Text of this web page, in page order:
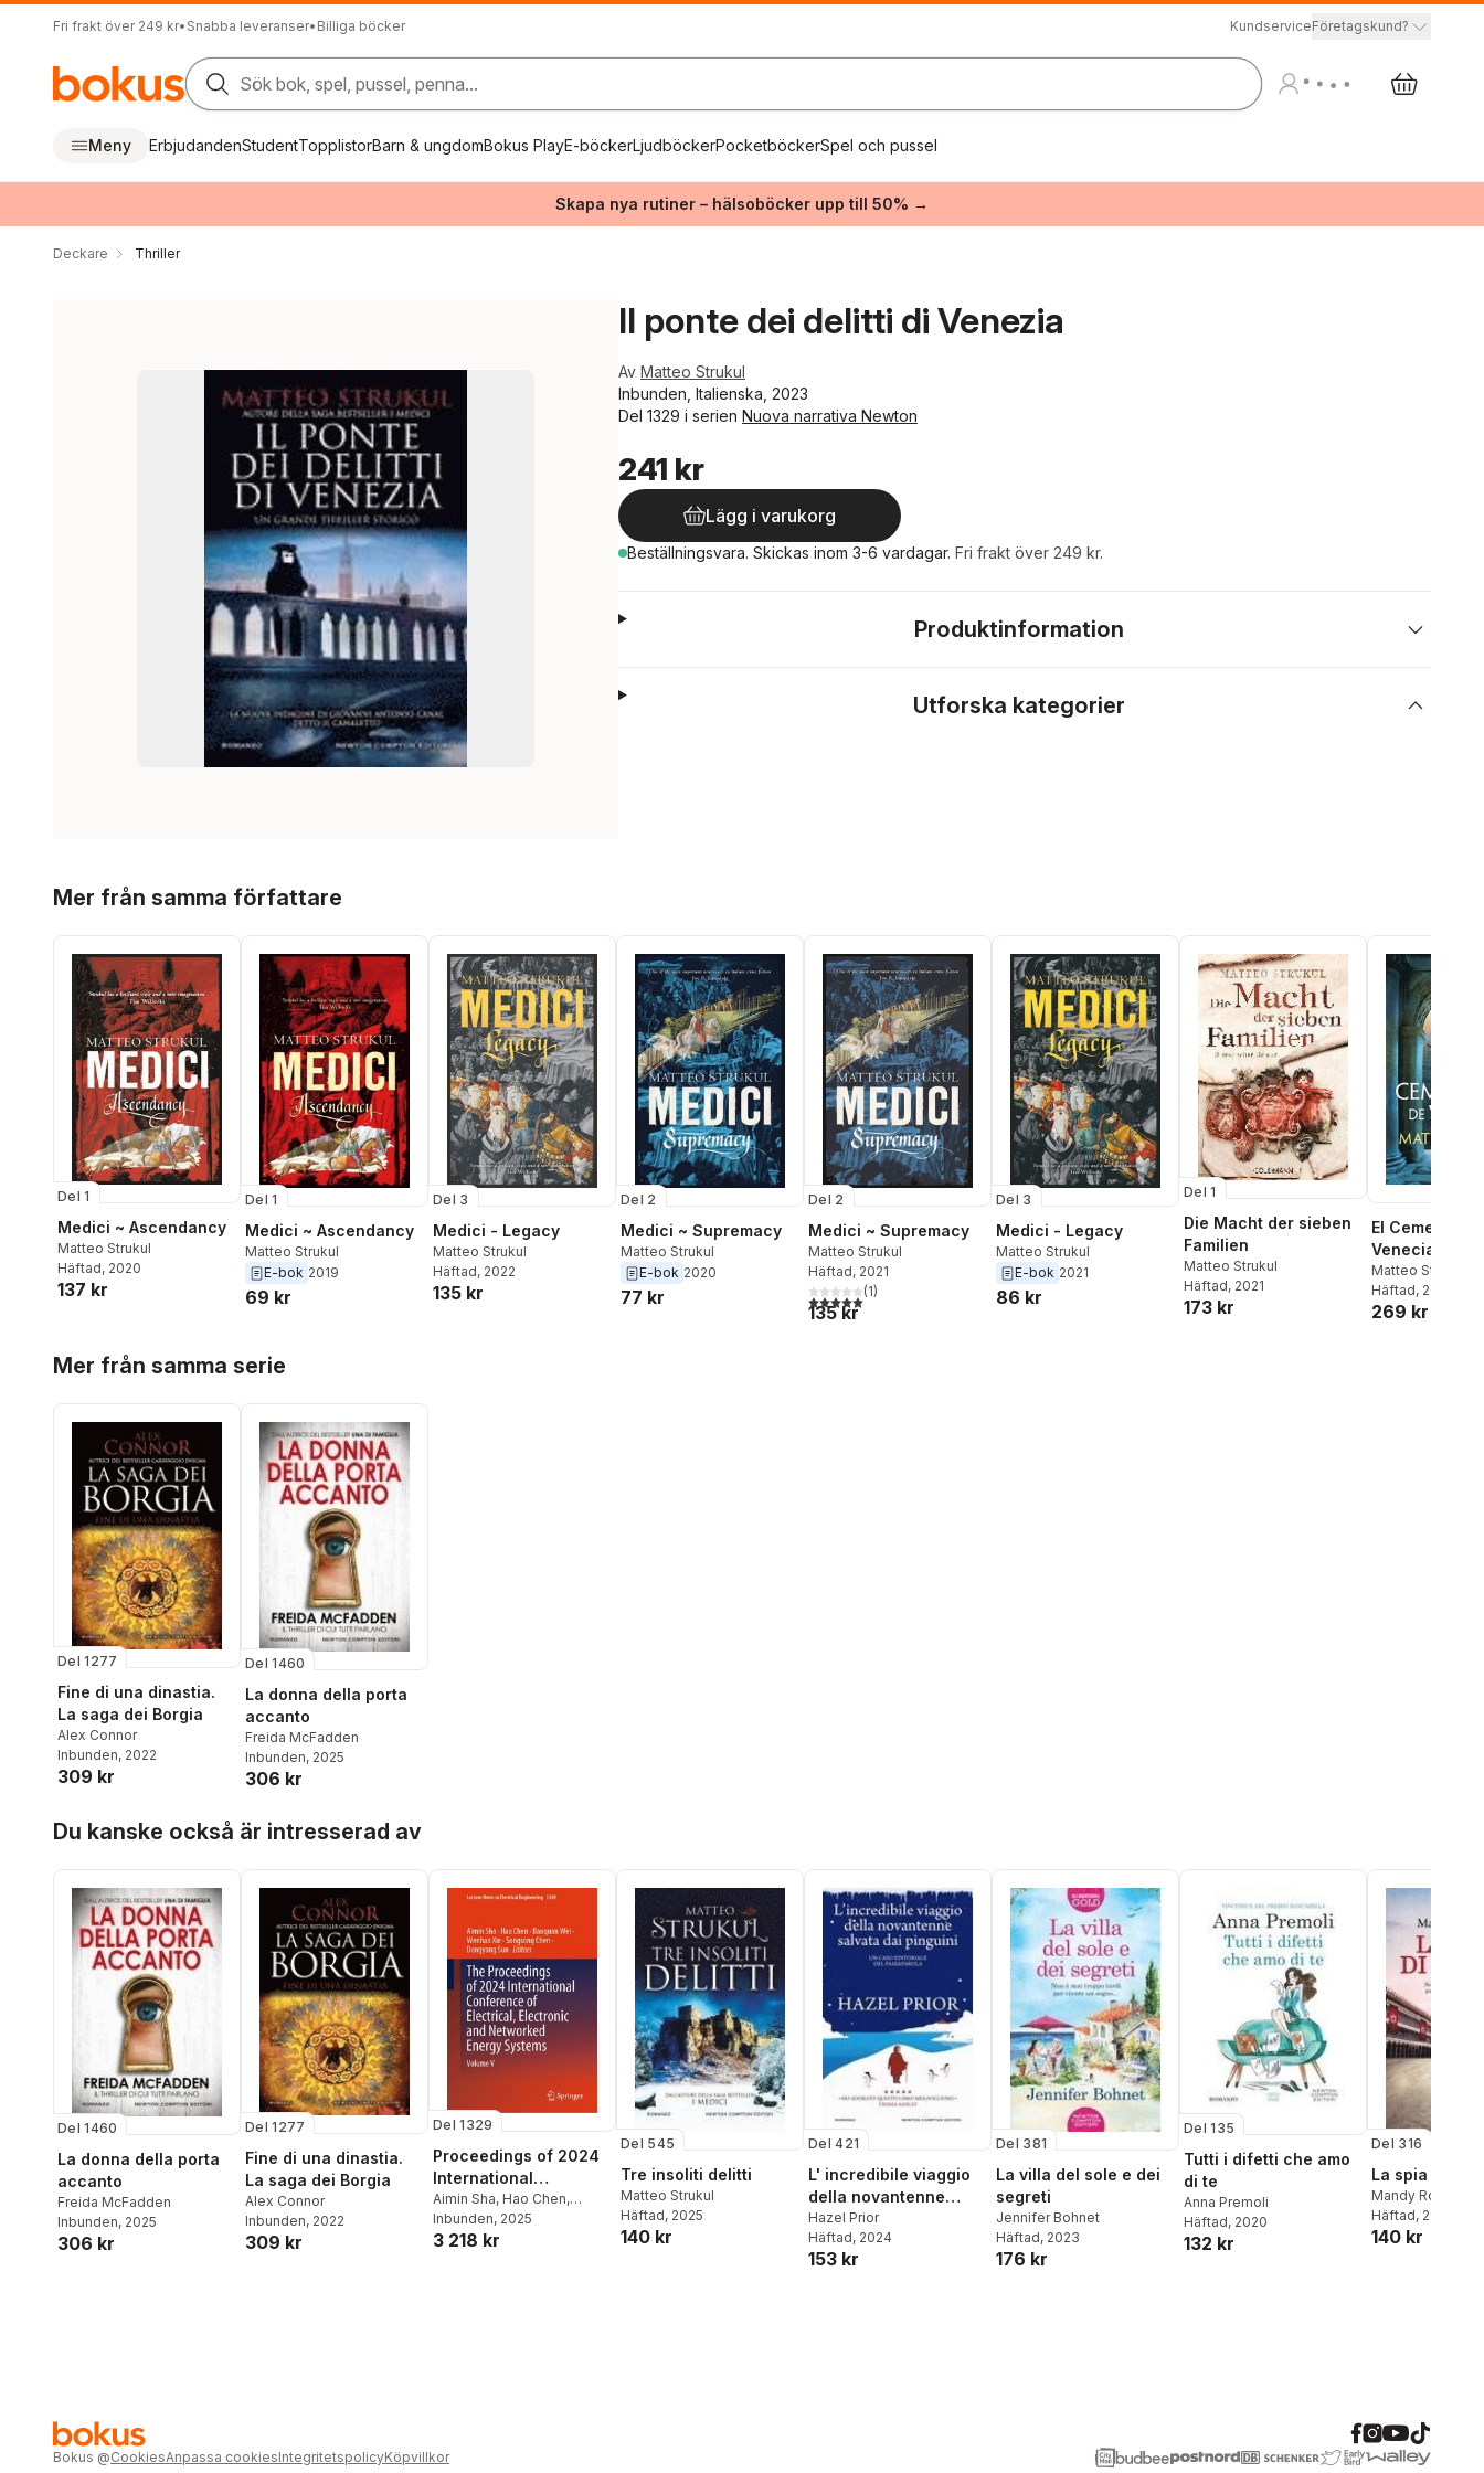
Fri frakt över 249 kr• Snabba leveranser• Billiga böcker KundserviceFöretagskund?
Sök bok, spel, pussel, penna...
Meny ErbjudandenStudentTopplistorBarn & ungdomBokus PlayE-böckerLjudböckerPocketböckerSpel och pussel
Skapa nya rutiner – hälsoböcker upp till 50% →
Deckare Thriller
Il ponte dei delitti di Venezia
Av Matteo Strukul
Inbunden, Italienska, 2023
Del 1329 i serien Nuova narrativa Newton
241 kr
Lägg i varukorg
Beställningsvara. Skickas inom 3-6 vardagar. Fri frakt över 249 kr.
Produktinformation
Utforska kategorier
Mer från samma författare
Del 1
Medici ~ Ascendancy
Matteo Strukul
Häftad, 2020
137 kr
Del 1
Medici ~ Ascendancy
Matteo Strukul
E-bok 2019
69 kr
Del 3
Medici - Legacy
Matteo Strukul
Häftad, 2022
135 kr
Del 2
Medici ~ Supremacy
Matteo Strukul
E-bok 2020
77 kr
Del 2
Medici ~ Supremacy
Matteo Strukul
Häftad, 2021
5,0utav 5 stjärnor. Totalt antal röster:
(1)
135 kr
Del 3
Medici - Legacy
Matteo Strukul
E-bok 2021
86 kr
Del 1
Die Macht der sieben
Familien
Matteo Strukul
Häftad, 2021
173 kr
El
Venecia / The
Cemetary in
Matteo Strukul
Häftad, 2024
269 kr
Mer från samma serie
Del 1277
Fine di una dinastia.
La saga dei Borgia
Alex Connor
Inbunden, 2022
309 kr
Del 1460
La donna della porta
accanto
Freida McFadden
Inbunden, 2025
306 kr
Du kanske också är intresserad av
Del 1460
La donna della porta
accanto
Freida McFadden
Inbunden, 2025
306 kr
Del 1277
Fine di una dinastia.
La saga dei Borgia
Alex Connor
Inbunden, 2022
309 kr
Del 1329
Proceedings of 2024
International
Conference of
Electrical, Electronic
and Networked Energy
Aimin Sha, Hao Chen,
Baoquan Wei,Wenhao Xie
Songsong Chen
Inbunden, 2025
3 218 kr
Del 545
Tre insoliti delitti
Matteo Strukul
Häftad, 2025
140 kr
Del 421
L' incredibile viaggio
della novantenne
salvata dai pinguini
Hazel Prior
Häftad, 2024
153 kr
Del 381
La villa del sole e dei
segreti
Jennifer Bohnet
Häftad, 2023
176 kr
Del 135
Tutti i difetti che amo
di te
Anna Premoli
Häftad, 2020
132 kr
Del 316
La spia di
Mandy
Häftad, 2022
140 kr
Bokus @CookiesAnpassa cookiesIntegritetspolicyKöpvillkor